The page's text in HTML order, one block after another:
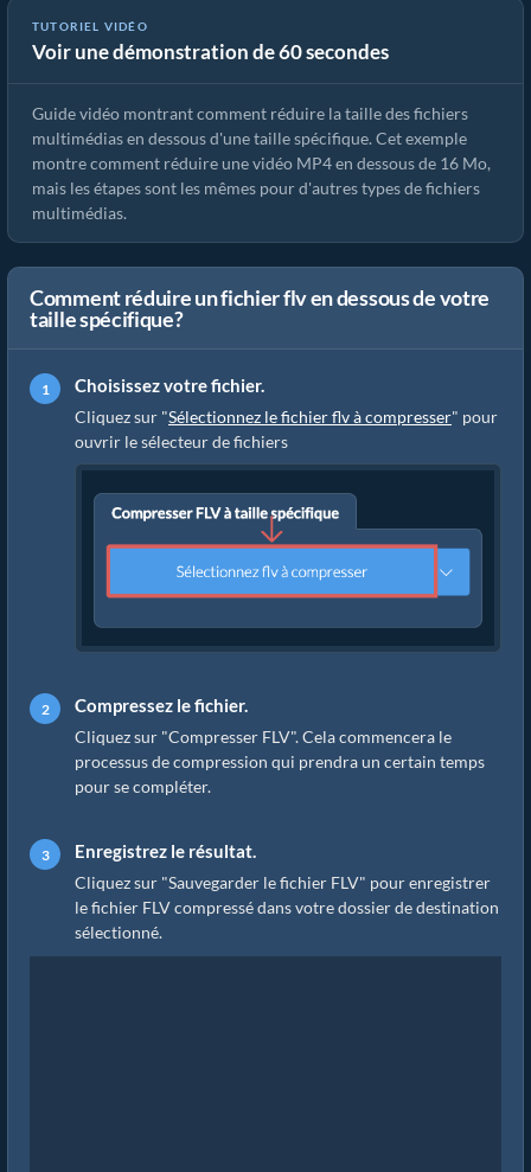
TUTORIEL VIDÉO
Voir une démonstration de 60 secondes
Comment réduire un MP4 à 16 Mo (Guide simple)
Guide vidéo montrant comment réduire la taille des fichiers
multimédias en dessous d'une taille spécifique. Cet exemple
montre comment réduire une vidéo MP4 en dessous de 16 Mo,
mais les étapes sont les mêmes pour d'autres types de fichiers
multimédias.
Comment réduire un fichier flv en dessous de votre
taille spécifique?
Choisissez votre fichier.
Cliquez sur "Sélectionnez le fichier flv à compresser" pour
ouvrir le sélecteur de fichiers
Compressez le fichier.
Cliquez sur "Compresser FLV". Cela commencera le
processus de compression qui prendra un certain temps
pour se compléter.
Enregistrez le résultat.
Cliquez sur "Sauvegarder le fichier FLV" pour enregistrer
le fichier FLV compressé dans votre dossier de destination
sélectionné.